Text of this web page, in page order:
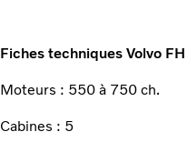
Fiches techniques Volvo
Moteurs : 550 à 750 ch.
Cabines : 5